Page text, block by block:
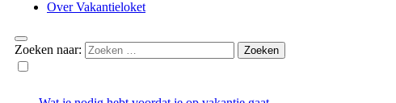
Over Vakantieloket
Zoeken naar: